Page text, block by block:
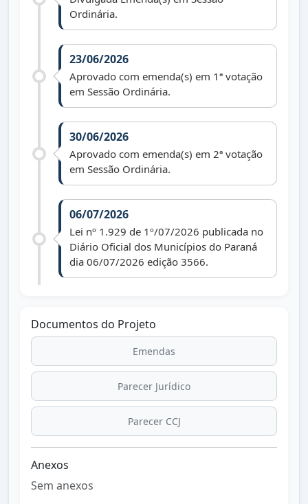
Ordinária.
23/06/2026
Aprovado com emenda(s) em 1ª votação
em Sessão Ordinária.
30/06/2026
Aprovado com emenda(s) em 2ª votação
em Sessão Ordinária.
06/07/2026
Lei nº 1.929 de 1º/07/2026 publicada no
Diário Oficial dos Municípios do Paraná
dia 06/07/2026 edição 3566.
Documentos do Projeto
Emendas
Parecer Jurídico
Parecer CCJ
Anexos
Sem anexos